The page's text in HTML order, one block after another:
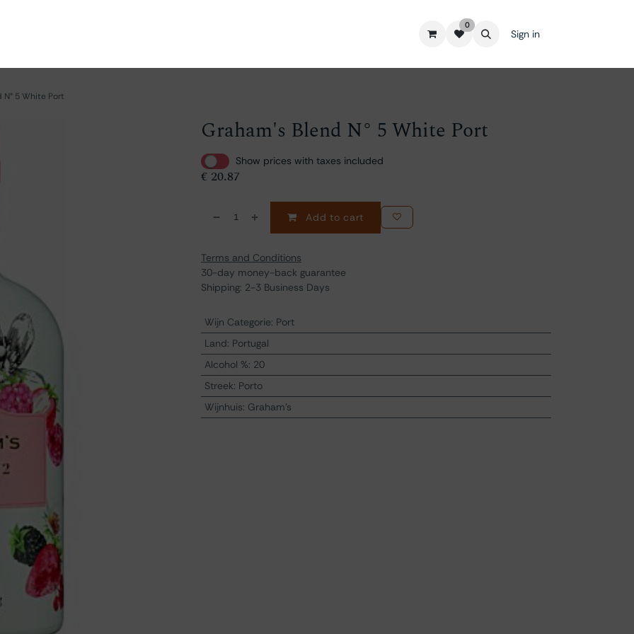
0
Sign in
N° 5 White Port
Graham's Blend N° 5 White Port
Show prices with taxes included
€ 20.87
Add to cart
Terms and Conditions
30-day money-back guarantee
Shipping: 2-3 Business Days
Wijn Categorie: Port
Land: Portugal
Alcohol %: 20
Streek: Porto
Wijnhuis: Graham's